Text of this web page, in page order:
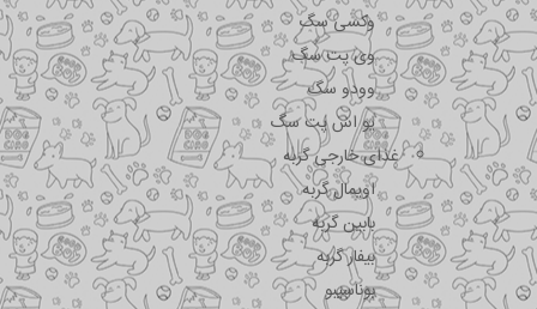
وکسی سگ
وی پت سگ
وودو سگ
یو اس پت سگ
غذای خارجی گربه
اویمال گربه
بابین گربه
بیفار گربه
بوناسیبو